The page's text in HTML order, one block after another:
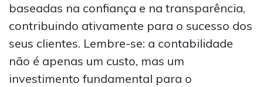
baseadas na confiança e na transparência,
contribuindo ativamente para o sucesso dos
seus clientes. Lembre-se: a contabilidade
não é apenas um custo, mas um
investimento fundamental para o